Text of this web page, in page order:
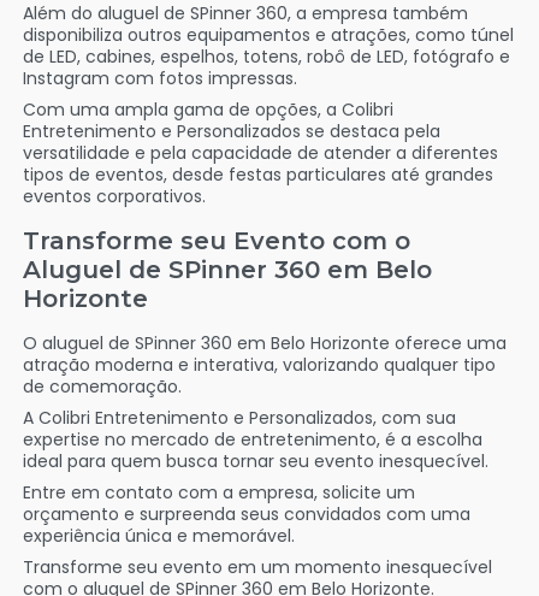
Além do aluguel de SPinner 360, a empresa também
disponibiliza outros equipamentos e atrações, como túnel
de LED, cabines, espelhos, totens, robô de LED, fotógrafo e
Instagram com fotos impressas.
Com uma ampla gama de opções, a Colibri
Entretenimento e Personalizados se destaca pela
versatilidade e pela capacidade de atender a diferentes
tipos de eventos, desde festas particulares até grandes
eventos corporativos.
Transforme seu Evento com o
Aluguel de SPinner 360 em Belo
Horizonte
O aluguel de SPinner 360 em Belo Horizonte oferece uma
atração moderna e interativa, valorizando qualquer tipo
de comemoração.
A Colibri Entretenimento e Personalizados, com sua
expertise no mercado de entretenimento, é a escolha
ideal para quem busca tornar seu evento inesquecível.
Entre em contato com a empresa, solicite um
orçamento e surpreenda seus convidados com uma
experiência única e memorável.
Transforme seu evento em um momento inesquecível
com o aluguel de SPinner 360 em Belo Horizonte.